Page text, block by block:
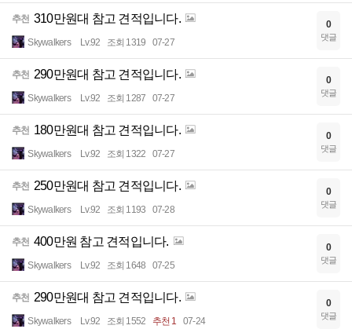
추천 310만원대 참고 견적입니다.
Skywalkers Lv.92 조회 1319 07-27
0
댓글
추천 290만원대 참고 견적입니다.
Skywalkers Lv.92 조회 1287 07-27
0
댓글
추천 180만원대 참고 견적입니다.
Skywalkers Lv.92 조회 1322 07-27
0
댓글
추천 250만원대 참고 견적입니다.
Skywalkers Lv.92 조회 1193 07-28
0
댓글
추천 400만원 참고 견적입니다.
Skywalkers Lv.92 조회 1648 07-25
0
댓글
추천 290만원대 참고 견적입니다.
Skywalkers Lv.92 조회 1552 추천 1 07-24
0
댓글